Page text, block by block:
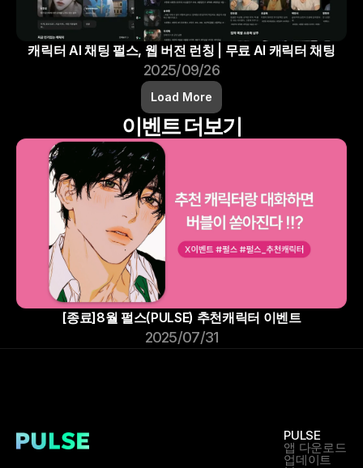
캐릭터 AI 채팅 펄스, 웹 버전 런칭 | 무료 AI 캐릭터 채팅
2025/09/26
Load More
이벤트 더보기
[종료]8월 펄스(PULSE) 추천캐릭터 이벤트
2025/07/31
PULSE
앱 다운로드
업데이트